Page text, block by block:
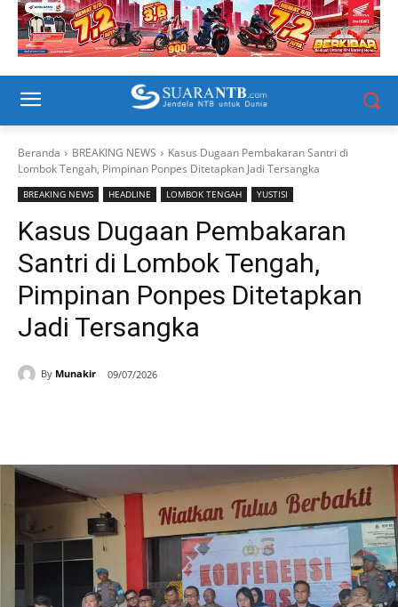
Beranda BREAKING NEWS
Kasus Dugaan Pembakaran Santri di
Lombok Tengah, Pimpinan Ponpes Ditetapkan Jadi Tersangka
BREAKING NEWS HEADLINE LOMBOK TENGAH YUSTISI
Kasus Dugaan Pembakaran
Santri di Lombok Tengah,
Pimpinan Ponpes Ditetapkan
Jadi Tersangka
By Munakir 09/07/2026